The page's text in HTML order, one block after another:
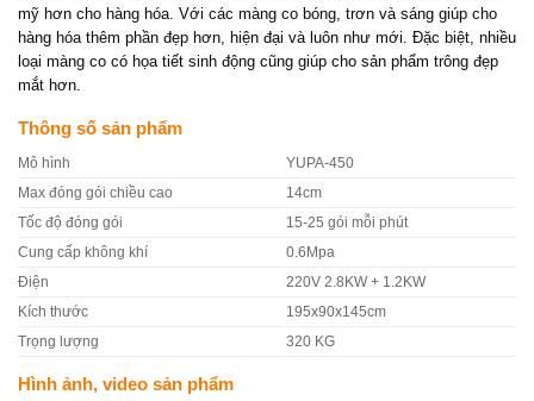
mỹ hơn cho hàng hóa. Với các màng co bóng, trơn và sáng giúp cho
hàng hóa thêm phần đẹp hơn, hiện đại và luôn như mới. Đặc biệt, nhiều
loại màng co có họa tiết sinh động cũng giúp cho sản phẩm trông đẹp
mắt hơn.
Thông số sản phẩm
Mô hình YUPA-450
Max đóng gói chiều cao 14cm
Tốc độ đóng gói 15-25 gói mỗi phút
Cung cấp không khí 0.6Mpa
Điện 220V 2.8KW + 1.2KW
Kích thước 195x90x145cm
Trọng lượng 320 KG
Hình ảnh, video sản phẩm